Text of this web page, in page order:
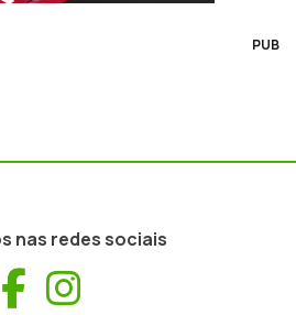
PUB
nas redes sociais
Facebook